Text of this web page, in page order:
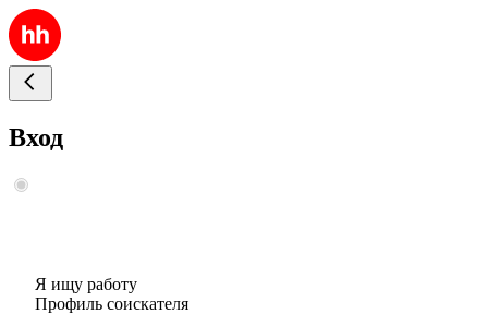
Вход
Я ищу работу
Профиль соискателя